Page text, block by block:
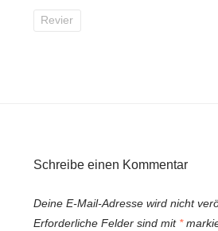
Revier
Schreibe einen Kommentar
Deine E-Mail-Adresse wird nicht
Erforderliche Felder sind mit *